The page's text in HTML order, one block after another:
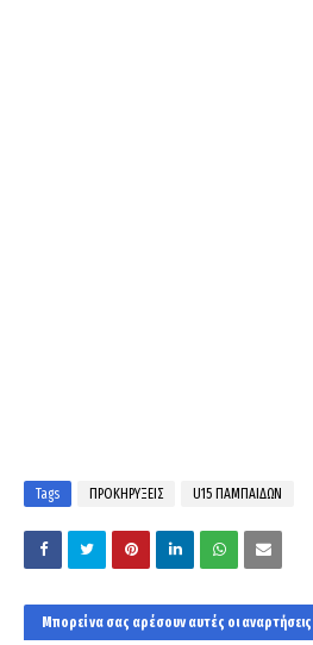
Tags ΠΡΟΚΗΡΥΞΕΙΣ U15 ΠΑΜΠΑΙΔΩΝ
Μπορεί να σας αρέσουν αυτές οι αναρτήσεις